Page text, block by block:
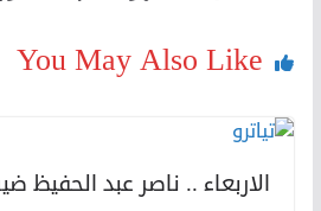
You May Also Like
الاربعاء .. ناصر عبد الحفيظ